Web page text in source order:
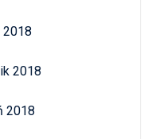
2018
2018